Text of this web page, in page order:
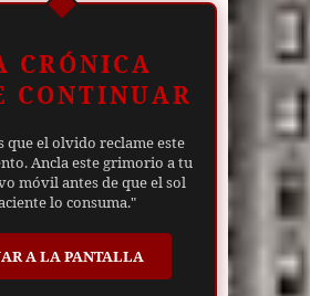
CRÓNICA
CONTINUAR
que el olvido reclame este
Ancla este grimorio a tu
móvil antes de que el sol
lo consuma."
A LA PANTALLA